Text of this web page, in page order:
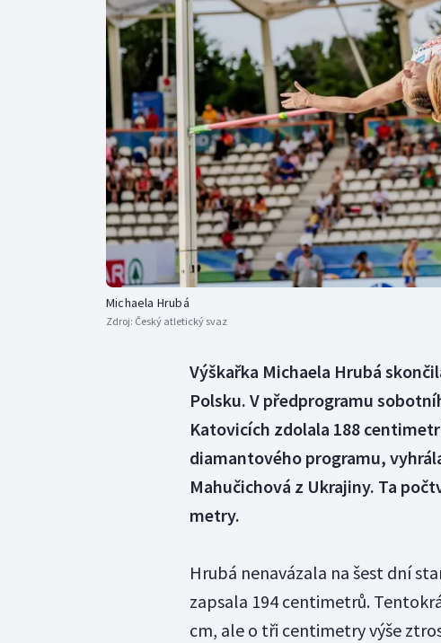
Curling
Dostihy
Florbal
Futsal
Golf
Gymnastika
Michaela Hrubá
Zdroj: Český atletický svaz
Výškařka Michaela Hrubá
Polsku. V předprogramu
Katovicích zdolala 188
diamantového programu,
Mahučichová z Ukrajiny. Ta
metry.
Hrubá nenavázala na šest dní
zapsala 194 centimetrů.
cm, ale o tři centimetry výše